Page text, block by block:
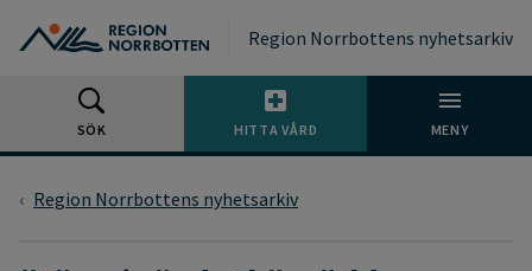
Region Norrbottens nyhetsarkiv
SÖK HITTA VÅRD MENY
Region Norrbottens nyhetsarkiv